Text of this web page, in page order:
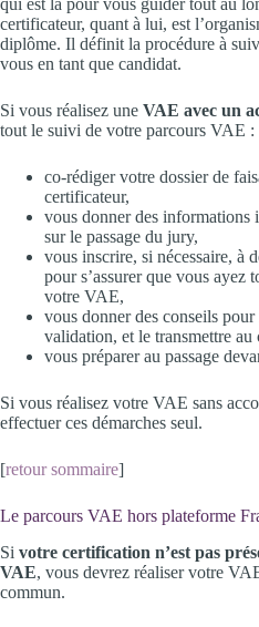
qui est là pour vous guider tout au
certificateur, quant à lui, est
diplôme. Il définit la procédure à
vous en tant que candidat.
Si vous réalisez une VAE avec un
tout le suivi de votre parcours VAE :
co-rédiger votre dossier de
certificateur,
vous donner des informations
sur le passage du jury,
vous inscrire, si nécessaire, à
pour s’assurer que vous ayez
votre VAE,
vous donner des conseils
validation, et le transmettre au
vous préparer au passage
Si vous réalisez votre VAE sans
effectuer ces démarches seul.
[retour sommaire]
Le parcours VAE hors plateforme
Si votre certification n’est pas
VAE, vous devrez réaliser votre
commun.